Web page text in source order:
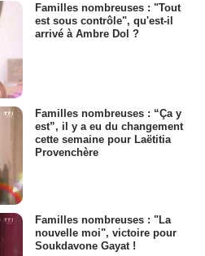
Familles nombreuses : "Tout
est sous contrôle", qu'est-il
arrivé à Ambre Dol ?
Familles nombreuses : “Ça y
est”, il y a eu du changement
cette semaine pour Laëtitia
Provenchère
Familles nombreuses : "La
nouvelle moi", victoire pour
Soukdavone Gayat !